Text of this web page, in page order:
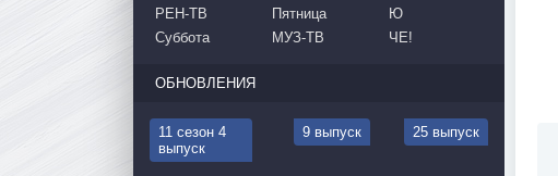
РЕН-ТВ
Суббота
Пятница
МУЗ-ТВ
Ю
ЧЕ!
ОБНОВЛЕНИЯ
11 сезон 4
выпуск
9 выпуск 25 выпуск